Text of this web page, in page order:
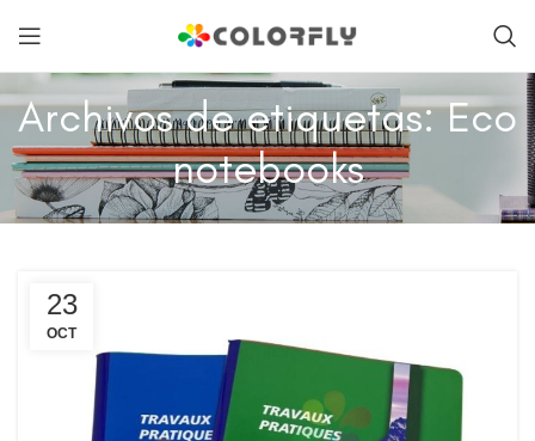
Archivos de etiquetas: Eco
notebooks
23
OCT